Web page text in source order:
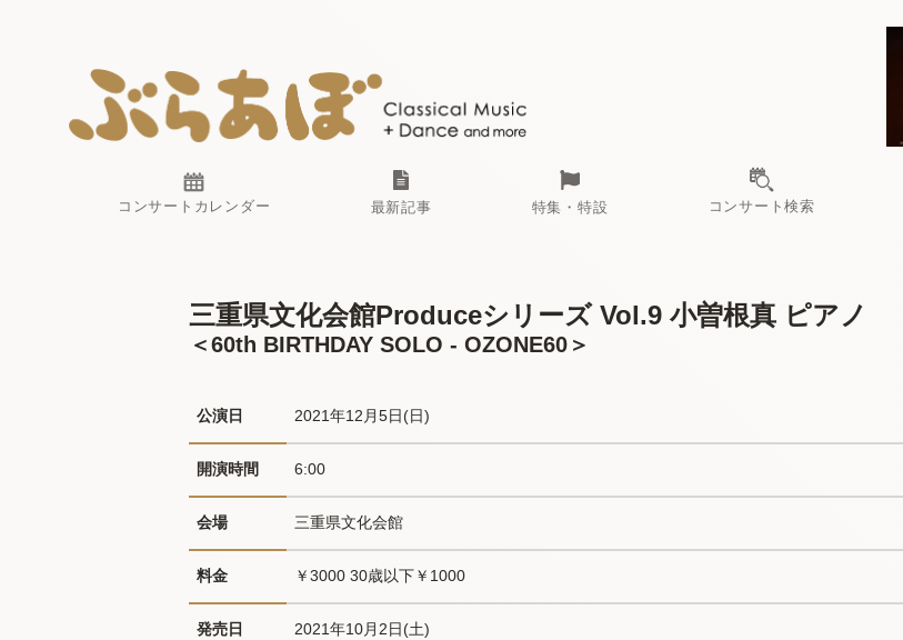
コンサートカレンダー 最新記事 特集・特設 コンサート検索
三重県文化会館Produceシリーズ Vol.9 小曽根真 ピアノ
＜60th BIRTHDAY SOLO - OZONE60＞
公演日 2021年12月5日(日)
開演時間 6:00
会場 三重県文化会館
料金 ￥3000 30歳以下￥1000
発売日 2021年10月2日(土)